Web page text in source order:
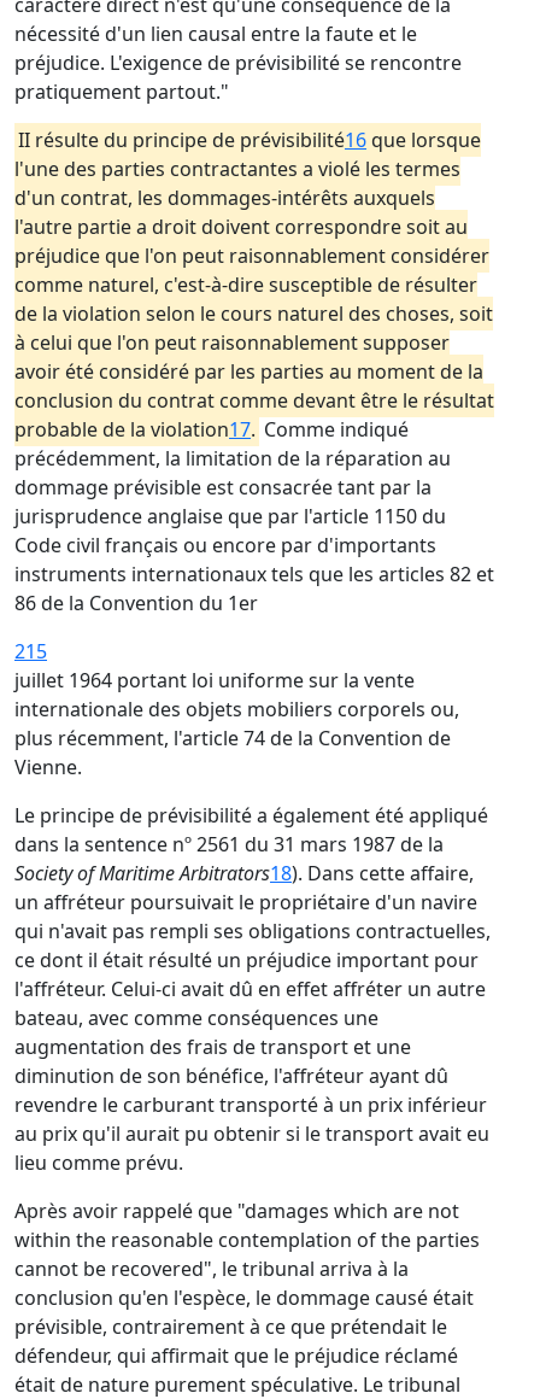
nécessité d'un lien causal entre la faute et le
préjudice. L'exigence de prévisibilité se rencontre
pratiquement partout."
II résulte du principe de prévisibilité16que lorsque
l'une des parties contractantes a violé les termes
d'un contrat, les dommages-intérêts auxquels
l'autre partie a droit doivent correspondre soit au
préjudice que l'on peut raisonnablement considérer
comme naturel, c'est-à-dire susceptible de résulter
de la violation selon le cours naturel des choses, soit
à celui que l'on peut raisonnablement supposer
avoir été considéré par les parties au moment de la
conclusion du contrat comme devant être le résultat
probable de la violation17. Comme indiqué
précédemment, la limitation de la réparation au
dommage prévisible est consacrée tant par la
jurisprudence anglaise que par l'article 1150 du
Code civil français ou encore par d'importants
instruments internationaux tels que les articles 82 et
86 de la Convention du 1er
215
juillet 1964 portant loi uniforme sur la vente
internationale des objets mobiliers corporels ou,
plus récemment, l'article 74 de la Convention de
Vienne.
Le principe de prévisibilité a également été appliqué
dans la sentence nº 2561 du 31 mars 1987 de la
Society of Maritime Arbitrators18). Dans cette affaire,
un affréteur poursuivait le propriétaire d'un navire
qui n'avait pas rempli ses obligations contractuelles,
ce dont il était résulté un préjudice important pour
l'affréteur. Celui-ci avait dû en effet affréter un autre
bateau, avec comme conséquences une
augmentation des frais de transport et une
diminution de son bénéfice, l'affréteur ayant dû
revendre le carburant transporté à un prix inférieur
au prix qu'il aurait pu obtenir si le transport avait eu
lieu comme prévu.
Après avoir rappelé que "damages which are not
within the reasonable contemplation of the parties
cannot be recovered", le tribunal arriva à la
conclusion qu'en l'espèce, le dommage causé était
prévisible, contrairement à ce que prétendait le
défendeur, qui affirmait que le préjudice réclamé
était de nature purement spéculative. Le tribunal